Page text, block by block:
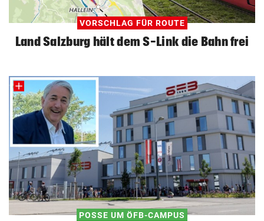
VORSCHLAG FÜR ROUTE
Land Salzburg hält dem S-Link die Bahn frei
POSSE UM ÖFB-CAMPUS